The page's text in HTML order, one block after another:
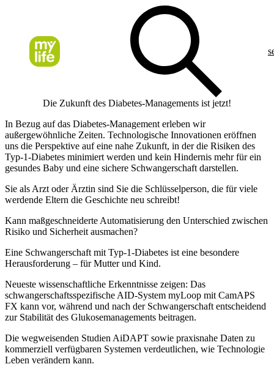
Die Zukunft des Diabetes-Managements ist jetzt!
In Bezug auf das Diabetes-Management erleben wir
außergewöhnliche Zeiten. Technologische Innovationen eröffnen
uns die Perspektive auf eine nahe Zukunft, in der die Risiken des
Typ-1-Diabetes minimiert werden und kein Hindernis mehr für ein
gesundes Baby und eine sichere Schwangerschaft darstellen.
Sie als Arzt oder Ärztin sind Sie die Schlüsselperson, die für viele
werdende Eltern die Geschichte neu schreibt!
Kann maßgeschneiderte Automatisierung den Unterschied zwischen
Risiko und Sicherheit ausmachen?
Eine Schwangerschaft mit Typ-1-Diabetes ist eine besondere
Herausforderung – für Mutter und Kind.
Neueste wissenschaftliche Erkenntnisse zeigen: Das
schwangerschaftsspezifische AID-System myLoop mit CamAPS
FX kann vor, während und nach der Schwangerschaft entscheidend
zur Stabilität des Glukosemanagements beitragen.
Die wegweisenden Studien AiDAPT sowie praxisnahe Daten zu
kommerziell verfügbaren Systemen verdeutlichen, wie Technologie
Leben verändern kann.